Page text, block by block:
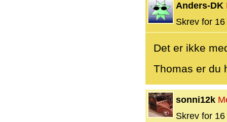
Anders-DK
Skrev for
Det er ikke
Thomas er du
sonni12k
Skrev for